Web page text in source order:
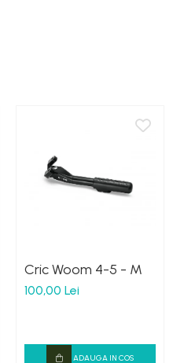
Cric Woom 4-5 - M
100,00 Lei
ADAUGA IN COS